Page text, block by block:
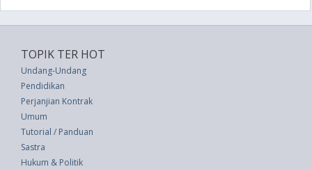
TOPIK TER HOT
Undang-Undang
Pendidikan
Perjanjian Kontrak
Umum
Tutorial / Panduan
Sastra
Hukum & Politik